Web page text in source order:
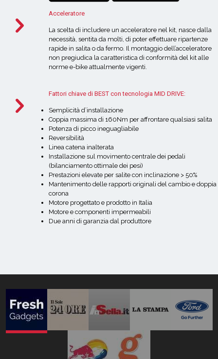
Acceleratore
La scelta di includere un acceleratore nel kit, nasce dalla
necessità, sentita da molti, di poter effettuare ripartenze
rapide in salita o da fermo. Il montaggio dell’acceleratore
non pregiudica la caratteristica di conformità del kit alle
norme e-bike attualmente vigenti.
Fattori chiave di BEST con tecnologia MID DRIVE:
Semplicità d’installazione
Coppia massima di 160Nm per affrontare qualsiasi salita
Potenza di picco ineguagliabile
Reversibilità
Linea catena inalterata
Installazione sul movimento centrale dei pedali
(bilanciamento ottimale dei pesi)
Prestazioni elevate per salite con inclinazione > 50%
Mantenimento delle rapporti originali del cambio e doppia
corona
Motore progettato e prodotto in Italia
Motore e componenti impermeabili
Due anni di garanzia dal produttore